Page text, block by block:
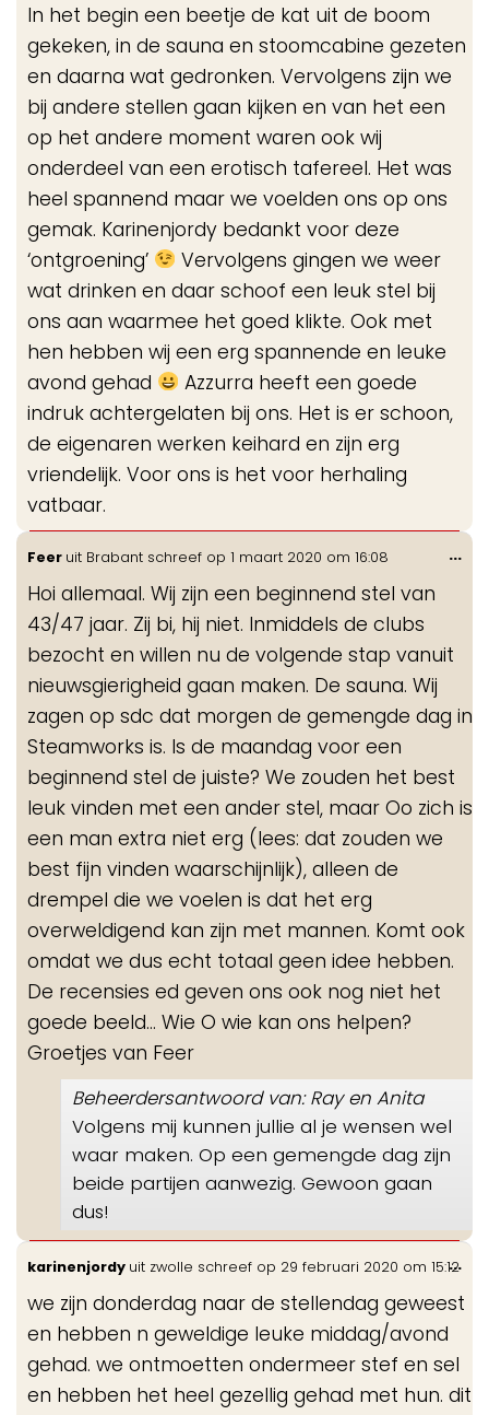
In het begin een beetje de kat uit de boom
gekeken, in de sauna en stoomcabine gezeten
en daarna wat gedronken. Vervolgens zijn we
bij andere stellen gaan kijken en van het een
op het andere moment waren ook wij
onderdeel van een erotisch tafereel. Het was
heel spannend maar we voelden ons op ons
gemak. Karinenjordy bedankt voor deze
‘ontgroening’
Vervolgens gingen we weer
wat drinken en daar schoof een leuk stel bij
ons aan waarmee het goed klikte. Ook met
hen hebben wij een erg spannende en leuke
avond gehad
Azzurra heeft een goede
indruk achtergelaten bij ons. Het is er schoon,
de eigenaren werken keihard en zijn erg
vriendelijk. Voor ons is het voor herhaling
vatbaar.
Feer uit Brabant schreef op 1 maart 2020 om 16:08
Hoi allemaal. Wij zijn een beginnend stel van
43/47 jaar. Zij bi, hij niet. Inmiddels de clubs
bezocht en willen nu de volgende stap vanuit
nieuwsgierigheid gaan maken. De sauna. Wij
zagen op sdc dat morgen de gemengde dag in
Steamworks is. Is de maandag voor een
beginnend stel de juiste? We zouden het best
leuk vinden met een ander stel, maar Oo zich is
een man extra niet erg (lees: dat zouden we
best fijn vinden waarschijnlijk), alleen de
drempel die we voelen is dat het erg
overweldigend kan zijn met mannen. Komt ook
omdat we dus echt totaal geen idee hebben.
De recensies ed geven ons ook nog niet het
goede beeld... Wie O wie kan ons helpen?
Groetjes van Feer
Beheerdersantwoord van: Ray en Anita
Volgens mij kunnen jullie al je wensen wel
waar maken. Op een gemengde dag zijn
beide partijen aanwezig. Gewoon gaan
dus!
...
karinenjordy uit zwolle schreef op 29 februari 2020 om 15:12
we zijn donderdag naar de stellendag geweest
en hebben n geweldige leuke middag/avond
gehad. we ontmoetten ondermeer stef en sel
en hebben het heel gezellig gehad met hun. dit
...